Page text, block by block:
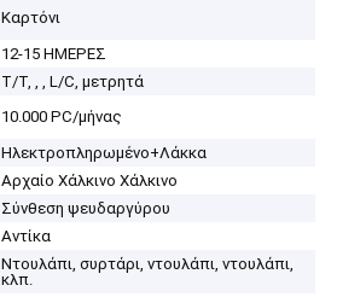
Καρτόνι
12-15 ΗΜΕΡΕΣ
T/T, , , L/C, μετρητά
10.000 PC/μήνας
Ηλεκτροπληρωμένο+Λάκκα
Αρχαίο Χάλκινο Χάλκινο
Σύνθεση ψευδαργύρου
Αντίκα
Ντουλάπι, συρτάρι, ντουλάπι, ντουλάπι,
κλπ.